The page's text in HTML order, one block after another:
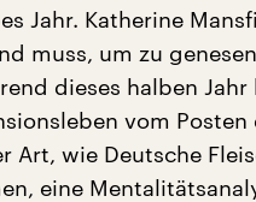
Jahr. Katherine
muss, um zu
dieses halben
vom
Art, wie Deutsche
eine